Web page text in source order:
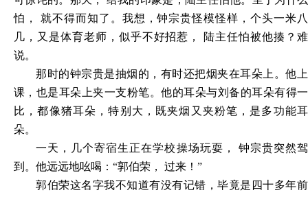
怕， 就不得而知了。我想，钟宗贵怪模怪样，个头一米八
几，又是体育老师，似乎不好招惹， 陆主任怕被他揍？难
说。
那时的钟宗贵是抽烟的，有时还把烟夹在耳朵上。他上
课，也是耳朵上夹一支粉笔。他的耳朵与刘备的耳朵有得一
比，都像猪耳朵，特别大，既夹烟又夹粉笔，是多功能耳
朵。
一天，几个寄宿生正在学校操场玩耍， 钟宗贵突然驾
到。他远远地吆喝：“郭伯荣， 过来！”
郭伯荣这名字我不知道有没有记错，毕竟是四十多年前